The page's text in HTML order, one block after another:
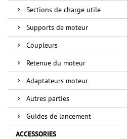
Sections de charge utile
Supports de moteur
Coupleurs
Retenue du moteur
Adaptateurs moteur
Autres parties
Guides de lancement
ACCESSORIES